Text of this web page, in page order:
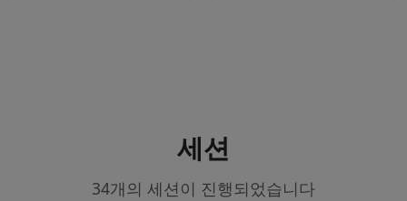
세션
34개의 세션이 진행되었습니다